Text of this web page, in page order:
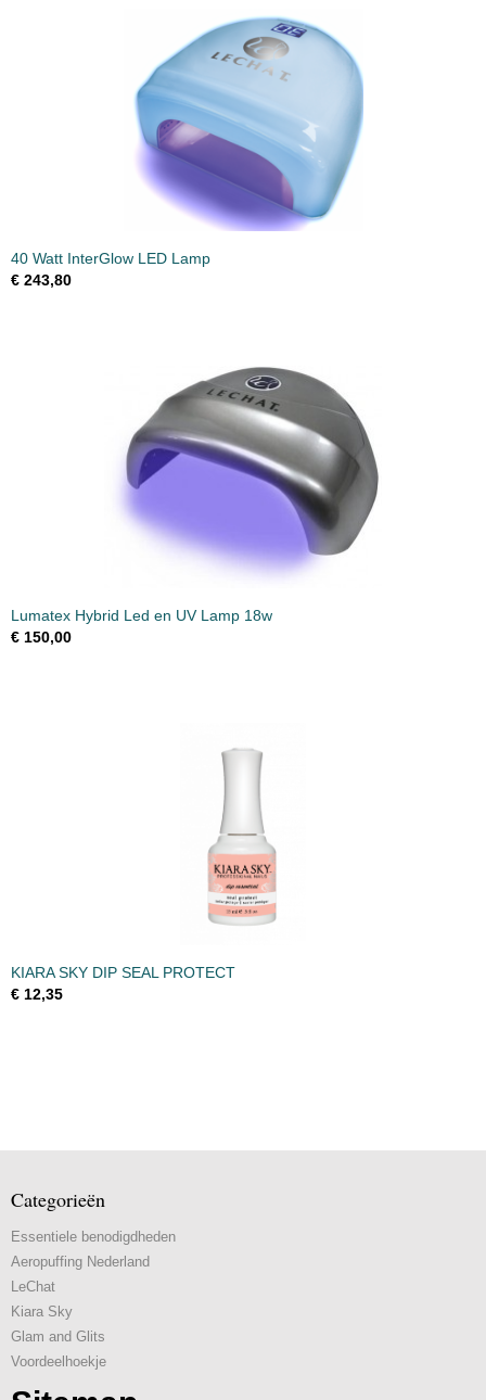
40 Watt InterGlow LED Lamp
€ 243,80
Lumatex Hybrid Led en UV Lamp 18w
€ 150,00
KIARA SKY DIP SEAL PROTECT
€ 12,35
Categorieën
Essentiele benodigdheden
Aeropuffing Nederland
LeChat
Kiara Sky
Glam and Glits
Voordeelhoekje